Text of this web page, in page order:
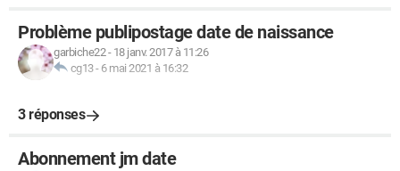
Problème publipostage date de naissance
garbiche22- 18 janv. 2017 à 11:26
cg13- 6 mai 2021 à 16:32
3 réponses
Abonnement jm date